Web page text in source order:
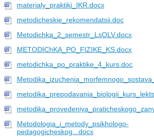
materialy_praktiki_IKR.docx
metodicheskie_rekomendatsii.doc
Metodichka_2_semestr_LsOLV.docx
METODIChKA_PO_FIZIKE_KS.docx
metodichka_po_praktike_4_kurs.doc
Metodologia_i_metody_psikhologo-
pedagogicheskog...docx